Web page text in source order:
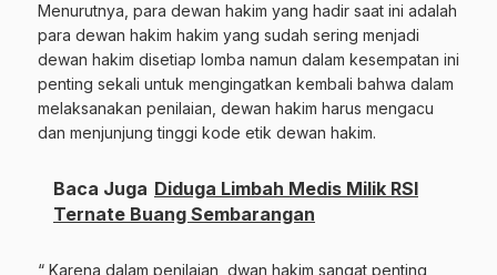
Menurutnya, para dewan hakim yang hadir saat ini adalah
para dewan hakim hakim yang sudah sering menjadi
dewan hakim disetiap lomba namun dalam kesempatan ini
penting sekali untuk mengingatkan kembali bahwa dalam
melaksanakan penilaian, dewan hakim harus mengacu
dan menjunjung tinggi kode etik dewan hakim.
Baca Juga Diduga Limbah Medis Milik RSI
Ternate Buang Sembarangan
“ Karena dalam penilaian, dwan hakim sangat penting